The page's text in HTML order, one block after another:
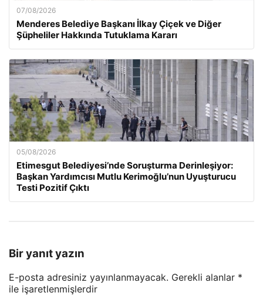
07/08/2026
Menderes Belediye Başkanı İlkay Çiçek ve Diğer
Şüpheliler Hakkında Tutuklama Kararı
05/08/2026
Etimesgut Belediyesi’nde Soruşturma Derinleşiyor:
Başkan Yardımcısı Mutlu Kerimoğlu’nun Uyuşturucu
Testi Pozitif Çıktı
Bir yanıt yazın
E-posta adresiniz yayınlanmayacak. Gerekli alanlar *
ile işaretlenmişlerdir